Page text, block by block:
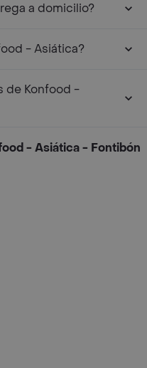
a domicilio?
- Asiática?
de Konfood -
- Asiática - Fontibón